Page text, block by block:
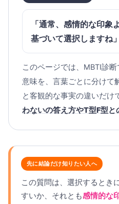
「通常、感情的な印象
基づいて選択しますね」
このページでは、MBTI診
意味を、言葉ごとに分けて
と客観的な事実の違いだけ
わないの答え方やT型F型と
先に結論だけ知りたい人へ
この質問は、選択するとき
すいか、それとも感情的な